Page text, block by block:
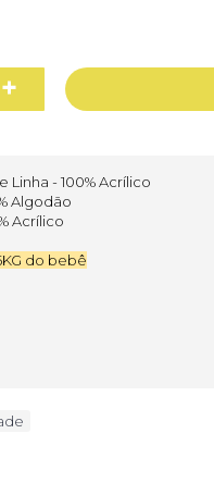
+
Linha - 100% Acrílico
Algodão
Acrílico
do bebê